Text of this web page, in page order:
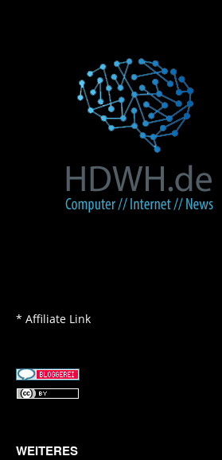
* Affiliate Link
WEITERES